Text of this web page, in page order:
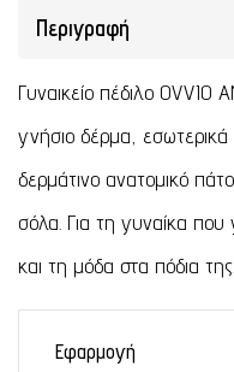
Περιγραφή
Γυναικείο πέδιλο OVVIO
γνήσιο δέρμα,
δερμάτινο ανατομικό
σόλα. Για τη γυναίκα που
και τη μόδα στα πόδια της.
Εφαρμογή